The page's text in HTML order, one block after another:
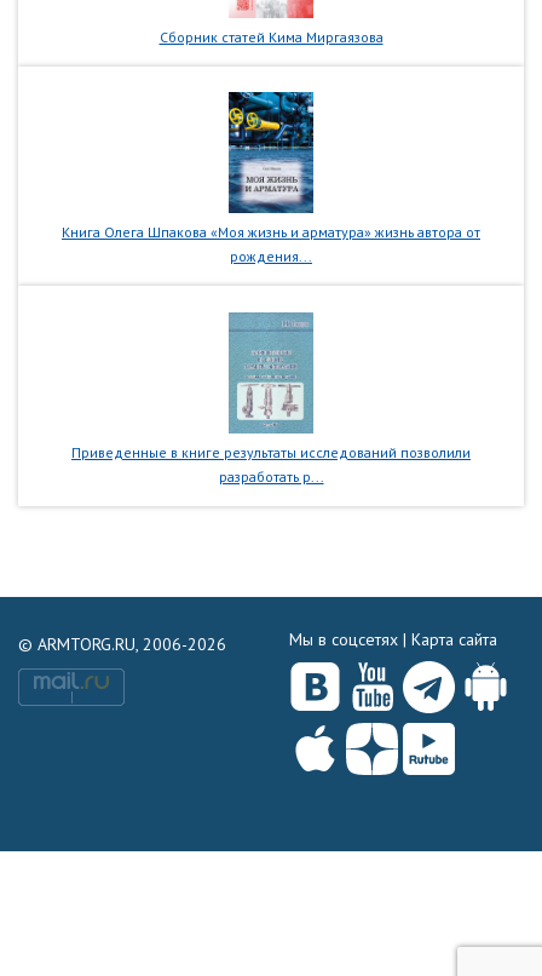
Сборник статей Кима Миргаязова
Книга Олега Шпакова «Моя жизнь и арматура» жизнь автора от
рождения...
Приведенные в книге результаты исследований позволили
разработать р...
© ARMTORG.RU, 2006-2026 Мы в соцсетях | Карта сайта